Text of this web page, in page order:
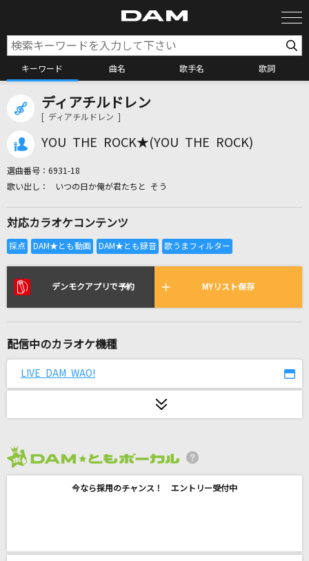
キーワード 曲名 歌手名 歌詞
カラオケ検索
カラオケ店舗検索
全国りれき
リアルタイムで歌われている曲の一覧
青空
[生音]R.Y.U.S.E.I.(LIVE TOUR 2015“BLUE PLAN
三代目 J SOUL BROTHERS from EXILE TRIBE
EGOIST
ディアチルドレン
[ ディアチルドレン ]
YOU THE ROCK★(YOU THE ROCK)
選曲番号： 6931-18
いつの日か俺が君たちと そう
対応カラオケコンテンツ
デンモクアプリで予約 MYリスト保存
配信中のカラオケ機種
LIVE DAM WAO!
今なら採用のチャンス！ エントリー受付中